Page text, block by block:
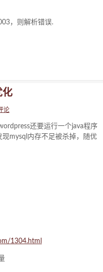
，则解析错误.
化
论
还要运行一个java程序
mysql内存不足被杀掉，随优
1304.html